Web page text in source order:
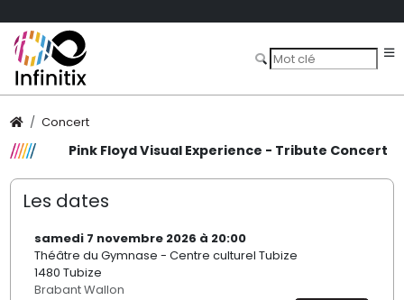
Concert
Pink Floyd Visual Experience - Tribute Concert
Les dates
samedi 7 novembre 2026 à 20:00
Théâtre du Gymnase - Centre culturel Tubize
1480 Tubize
Brabant Wallon